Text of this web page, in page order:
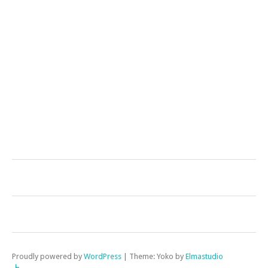
Proudly powered by WordPress | Theme: Yoko by Elmastudio